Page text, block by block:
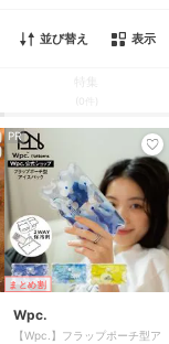
並び替え 表示
(0件)
PR
まとめ割
Wpc.
【Wpc.】フラップポーチ型ア